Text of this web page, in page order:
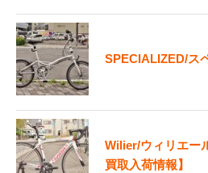
SPECIALIZED/ス
Wilier/ウィリエー
買取入荷情報】